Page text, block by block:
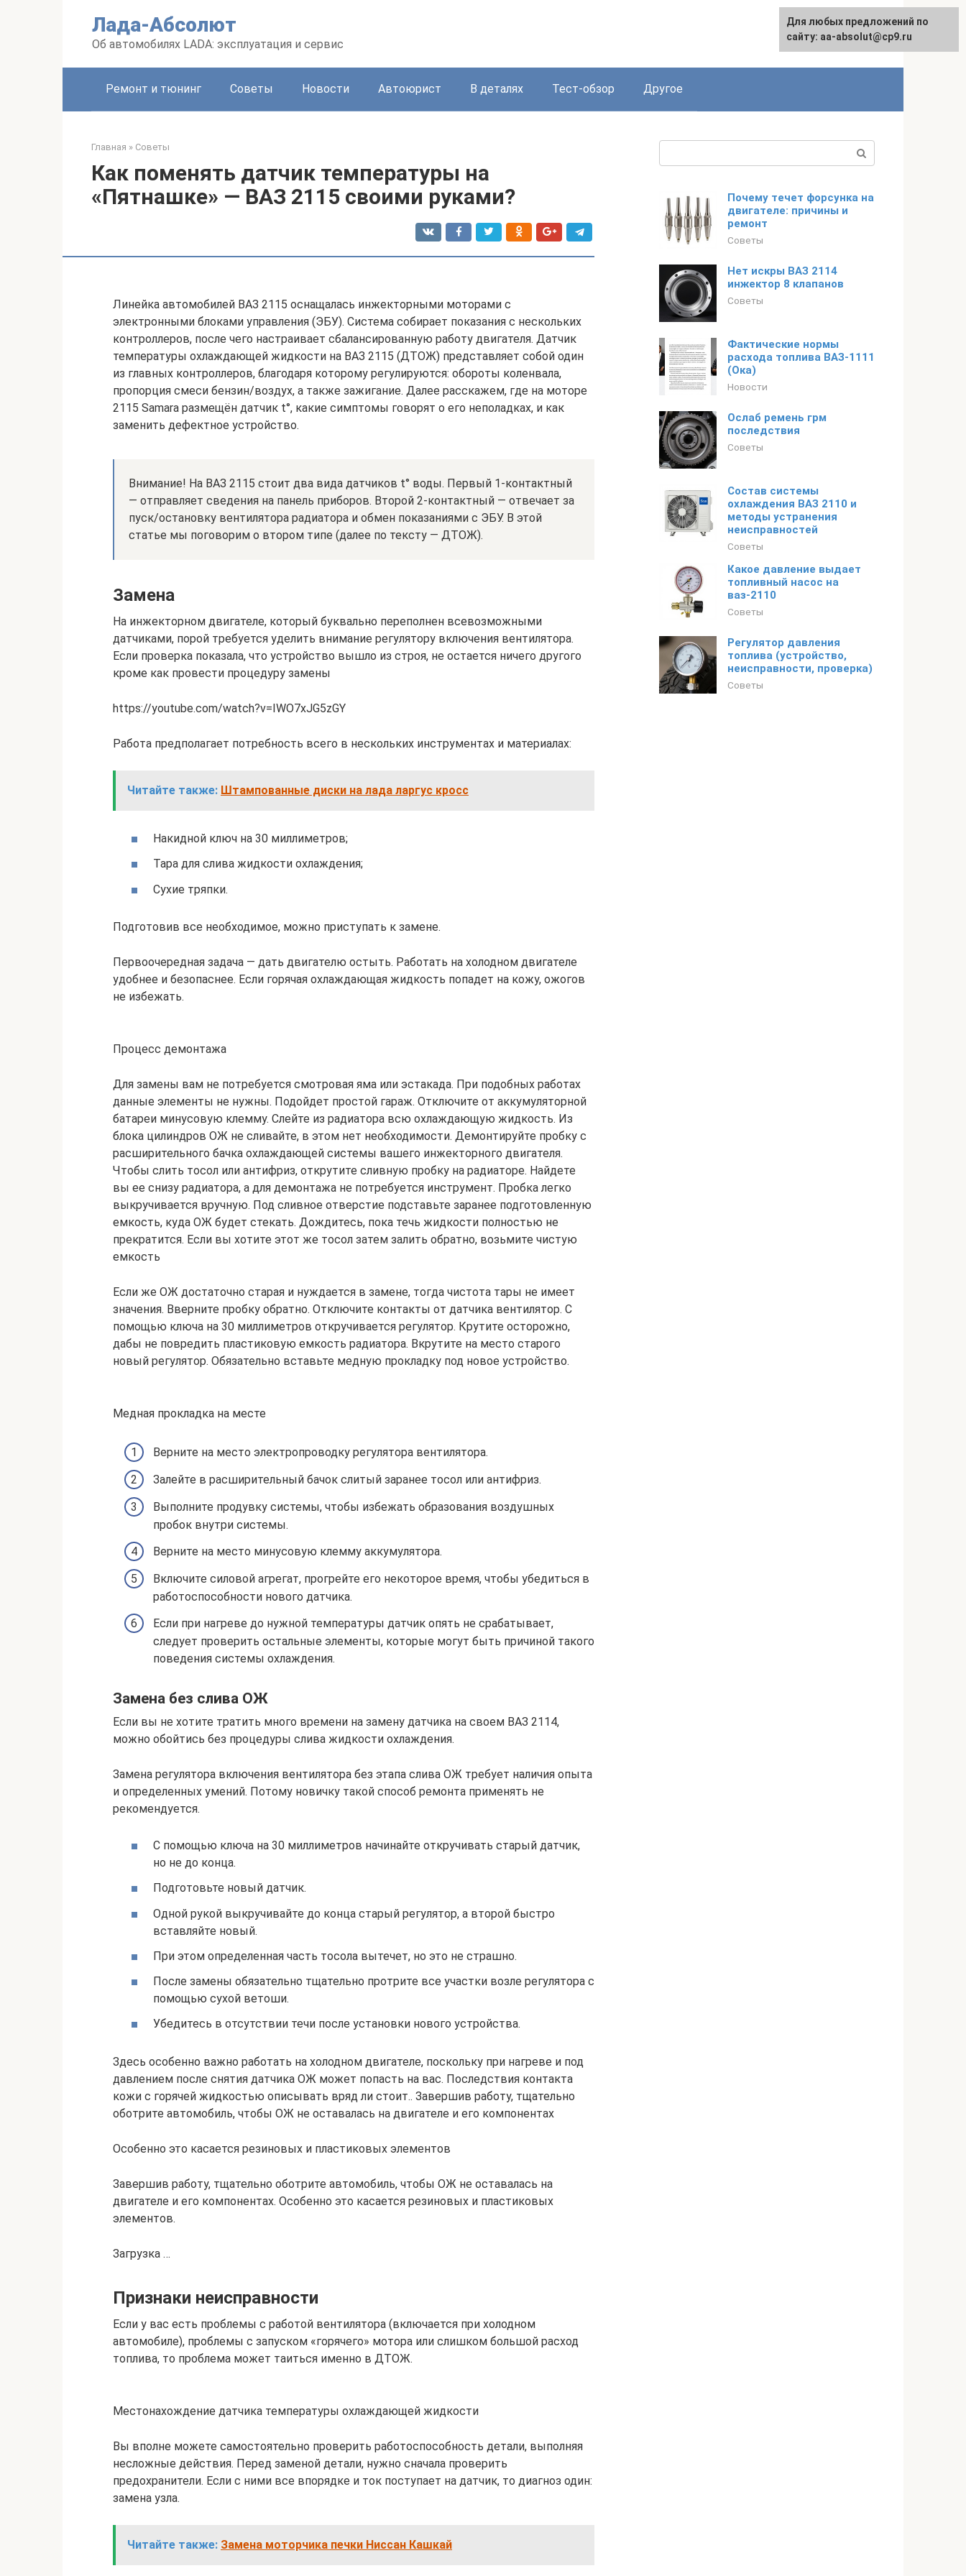
Лада-Абсолют
Об автомобилях LADA: эксплуатация и сервис
English
Ремонт и тюнинг Советы Новости Автоюрист В деталях Тест-обзор Другое
Главная » Советы
Как поменять датчик температуры на
«Пятнашке» — ВАЗ 2115 своими руками?
Линейка автомобилей ВАЗ 2115 оснащалась инжекторными моторами с
электронными блоками управления (ЭБУ). Система собирает показания с нескольких
контроллеров, после чего настраивает сбалансированную работу двигателя. Датчик
температуры охлаждающей жидкости на ВАЗ 2115 (ДТОЖ) представляет собой один
из главных контроллеров, благодаря которому регулируются: обороты коленвала,
пропорция смеси бензин/воздух, а также зажигание. Далее расскажем, где на моторе
2115 Samara размещён датчик t°, какие симптомы говорят о его неполадках, и как
заменить дефектное устройство.
Внимание! На ВАЗ 2115 стоит два вида датчиков t° воды. Первый 1-контактный
— отправляет сведения на панель приборов. Второй 2-контактный — отвечает за
пуск/остановку вентилятора радиатора и обмен показаниями с ЭБУ. В этой
статье мы поговорим о втором типе (далее по тексту — ДТОЖ).
Замена
На инжекторном двигателе, который буквально переполнен всевозможными
датчиками, порой требуется уделить внимание регулятору включения вентилятора.
Если проверка показала, что устройство вышло из строя, не остается ничего другого
кроме как провести процедуру замены
https://youtube.com/watch?v=IWO7xJG5zGY
Работа предполагает потребность всего в нескольких инструментах и материалах:
Читайте также: Штампованные диски на лада ларгус кросс
Накидной ключ на 30 миллиметров;
Тара для слива жидкости охлаждения;
Сухие тряпки.
Подготовив все необходимое, можно приступать к замене.
Первоочередная задача — дать двигателю остыть. Работать на холодном двигателе
удобнее и безопаснее. Если горячая охлаждающая жидкость попадет на кожу, ожогов
не избежать.
Процесс демонтажа
Для замены вам не потребуется смотровая яма или эстакада. При подобных работах
данные элементы не нужны. Подойдет простой гараж. Отключите от аккумуляторной
батареи минусовую клемму. Слейте из радиатора всю охлаждающую жидкость. Из
блока цилиндров ОЖ не сливайте, в этом нет необходимости. Демонтируйте пробку с
расширительного бачка охлаждающей системы вашего инжекторного двигателя.
Чтобы слить тосол или антифриз, открутите сливную пробку на радиаторе. Найдете
вы ее снизу радиатора, а для демонтажа не потребуется инструмент. Пробка легко
выкручивается вручную. Под сливное отверстие подставьте заранее подготовленную
емкость, куда ОЖ будет стекать. Дождитесь, пока течь жидкости полностью не
прекратится. Если вы хотите этот же тосол затем залить обратно, возьмите чистую
емкость
Если же ОЖ достаточно старая и нуждается в замене, тогда чистота тары не имеет
значения. Вверните пробку обратно. Отключите контакты от датчика вентилятор. С
помощью ключа на 30 миллиметров откручивается регулятор. Крутите осторожно,
дабы не повредить пластиковую емкость радиатора. Вкрутите на место старого
новый регулятор. Обязательно вставьте медную прокладку под новое устройство.
Медная прокладка на месте
Верните на место электропроводку регулятора вентилятора.
Залейте в расширительный бачок слитый заранее тосол или антифриз.
Выполните продувку системы, чтобы избежать образования воздушных
пробок внутри системы.
Верните на место минусовую клемму аккумулятора.
Включите силовой агрегат, прогрейте его некоторое время, чтобы убедиться в
работоспособности нового датчика.
Если при нагреве до нужной температуры датчик опять не срабатывает,
следует проверить остальные элементы, которые могут быть причиной такого
поведения системы охлаждения.
Замена без слива ОЖ
Если вы не хотите тратить много времени на замену датчика на своем ВАЗ 2114,
можно обойтись без процедуры слива жидкости охлаждения.
Замена регулятора включения вентилятора без этапа слива ОЖ требует наличия опыта
и определенных умений. Потому новичку такой способ ремонта применять не
рекомендуется.
С помощью ключа на 30 миллиметров начинайте откручивать старый датчик,
но не до конца.
Подготовьте новый датчик.
Одной рукой выкручивайте до конца старый регулятор, а второй быстро
вставляйте новый.
При этом определенная часть тосола вытечет, но это не страшно.
После замены обязательно тщательно протрите все участки возле регулятора с
помощью сухой ветоши.
Убедитесь в отсутствии течи после установки нового устройства.
Здесь особенно важно работать на холодном двигателе, поскольку при нагреве и под
давлением после снятия датчика ОЖ может попасть на вас. Последствия контакта
кожи с горячей жидкостью описывать вряд ли стоит.. Завершив работу, тщательно
оботрите автомобиль, чтобы ОЖ не оставалась на двигателе и его компонентах
Особенно это касается резиновых и пластиковых элементов
Завершив работу, тщательно оботрите автомобиль, чтобы ОЖ не оставалась на
двигателе и его компонентах. Особенно это касается резиновых и пластиковых
элементов.
Загрузка …
Признаки неисправности
Если у вас есть проблемы с работой вентилятора (включается при холодном
автомобиле), проблемы с запуском «горячего» мотора или слишком большой расход
топлива, то проблема может таиться именно в ДТОЖ.
Местонахождение датчика температуры охлаждающей жидкости
Вы вполне можете самостоятельно проверить работоспособность детали, выполняя
несложные действия. Перед заменой детали, нужно сначала проверить
предохранители. Если с ними все впорядке и ток поступает на датчик, то диагноз один:
замена узла.
Читайте также: Замена моторчика печки Ниссан Кашкай
Почему течет форсунка на
двигателе: причины и
ремонт
Советы
Нет искры ВАЗ 2114
инжектор 8 клапанов
Советы
Фактические нормы
расхода топлива ВАЗ-1111
(Ока)
Новости
Ослаб ремень грм
последствия
Советы
Состав системы
охлаждения ВАЗ 2110 и
методы устранения
неисправностей
Советы
Какое давление выдает
топливный насос на
ваз-2110
Советы
Регулятор давления
топлива (устройство,
неисправности, проверка)
Советы
Для любых предложений по
сайту: aa-absolut@cp9.ru